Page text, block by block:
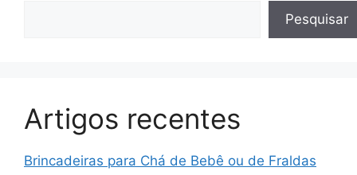
Pesquisar
Artigos recentes
Brincadeiras para Chá de Bebê ou de Fraldas